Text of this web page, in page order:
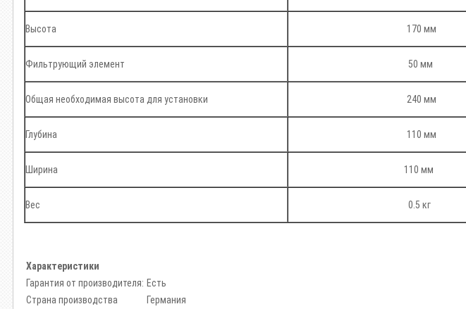
Высота 170 мм
Фильтрующий элемент 50 мм
Общая необходимая высота для установки 240 мм
Глубина 110 мм
Ширина 110 мм
Вес 0.5 кг
Характеристики
Гарантия от производителя: Есть
Страна производства
Германия